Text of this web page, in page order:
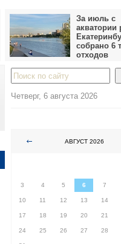
За июль с
акватории
собрано 6
отходов
Четверг, 6 августа 2026
АВГУСТ 2026
3 4 5 6 7
10 11 12 13 14
17 18 19 20 21
24 25 26 27 28